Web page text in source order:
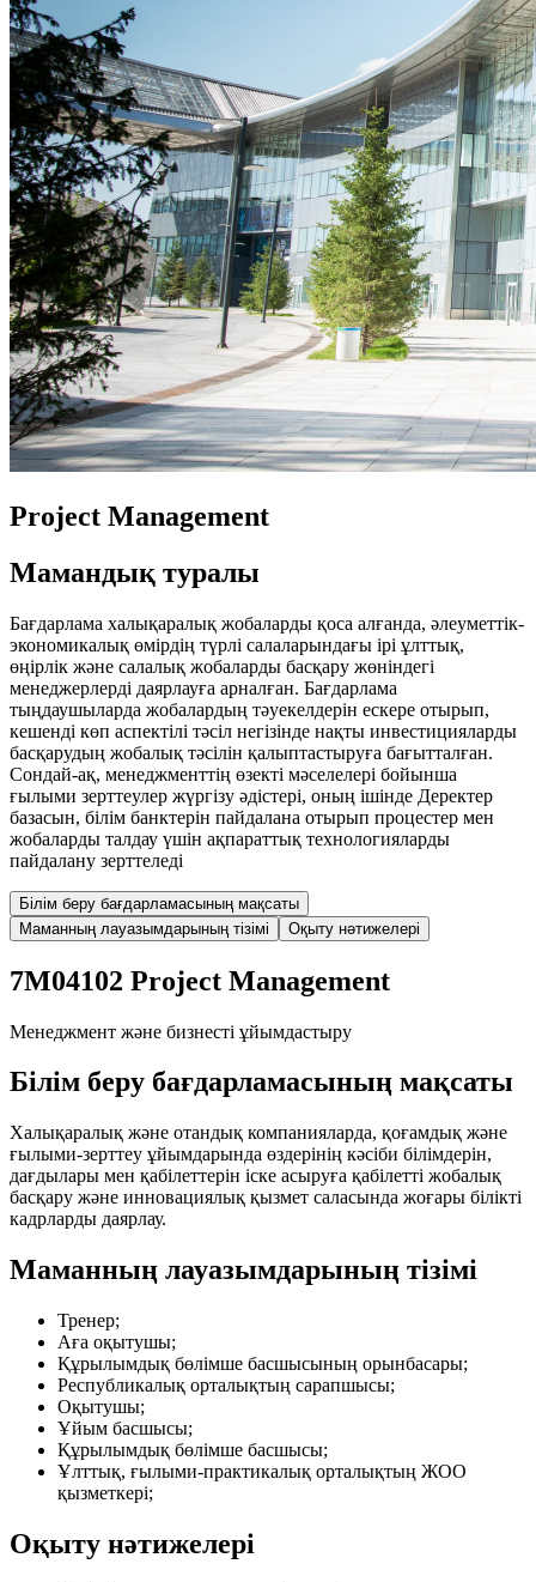
Project Management
Мамандық туралы
Бағдарлама халықаралық жобаларды қоса алғанда, әлеуметтік-
экономикалық өмірдің түрлі салаларындағы ірі ұлттық,
өңірлік және салалық жобаларды басқару жөніндегі
менеджерлерді даярлауға арналған. Бағдарлама
тыңдаушыларда жобалардың тәуекелдерін ескере отырып,
кешенді көп аспектілі тәсіл негізінде нақты инвестицияларды
басқарудың жобалық тәсілін қалыптастыруға бағытталған.
Сондай-ақ, менеджменттің өзекті мәселелері бойынша
ғылыми зерттеулер жүргізу әдістері, оның ішінде Деректер
базасын, білім банктерін пайдалана отырып процестер мен
жобаларды талдау үшін ақпараттық технологияларды
пайдалану зерттеледі
Білім беру бағдарламасының мақсаты
Маманның лауазымдарының тізімі
Оқыту нәтижелері
7M04102 Project Management
Менеджмент және бизнесті ұйымдастыру
Білім беру бағдарламасының мақсаты
Халықаралық және отандық компанияларда, қоғамдық және
ғылыми-зерттеу ұйымдарында өздерінің кәсіби білімдерін,
дағдылары мен қабілеттерін іске асыруға қабілетті жобалық
басқару және инновациялық қызмет саласында жоғары білікті
кадрларды даярлау.
Маманның лауазымдарының тізімі
Тренер;
Аға оқытушы;
Құрылымдық бөлімше басшысының орынбасары;
Республикалық орталықтың сарапшысы;
Оқытушы;
Ұйым басшысы;
Құрылымдық бөлімше басшысы;
Ұлттық, ғылыми-практикалық орталықтың ЖОО
қызметкері;
Оқыту нәтижелері